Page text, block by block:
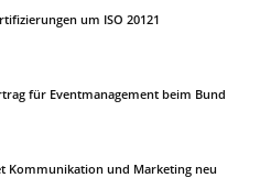
um ISO 20121
für Eventmanagement beim Bund
Kommunikation und Marketing neu